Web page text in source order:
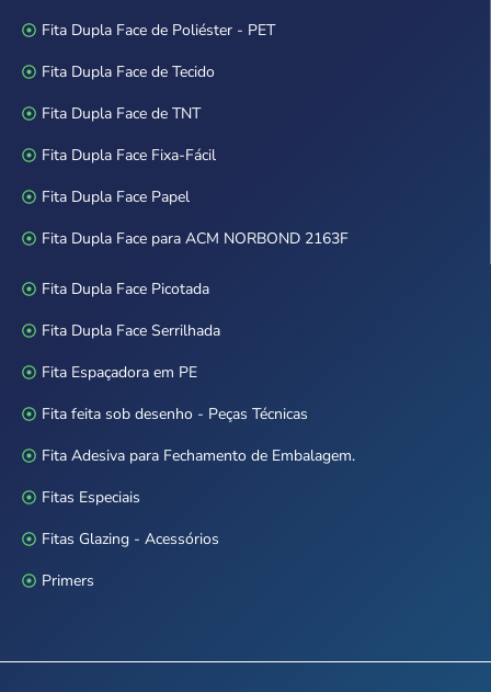
Fita Dupla Face de Poliéster - PET
Fita Dupla Face de Tecido
Fita Dupla Face de TNT
Fita Dupla Face Fixa-Fácil
Fita Dupla Face Papel
Fita Dupla Face para ACM NORBOND 2163F
Fita Dupla Face Picotada
Fita Dupla Face Serrilhada
Fita Espaçadora em PE
Fita feita sob desenho - Peças Técnicas
Fita Adesiva para Fechamento de Embalagem.
Fitas Especiais
Fitas Glazing - Acessórios
Primers